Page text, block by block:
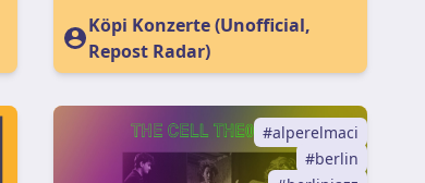
Köpi Konzerte (Unofficial,
Repost Radar)
alperelmaci
berlin